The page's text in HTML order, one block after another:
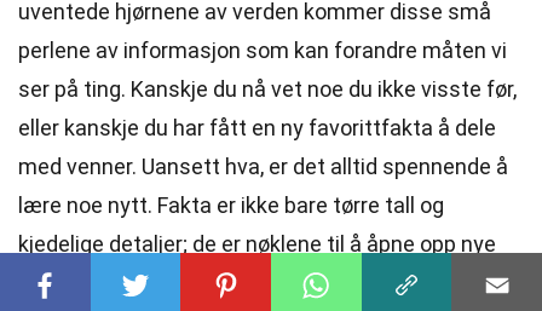
uventede hjørnene av verden kommer disse små
perlene av informasjon som kan forandre måten vi
ser på ting. Kanskje du nå vet noe du ikke visste før,
eller kanskje du har fått en ny favorittfakta å dele
med venner. Uansett hva, er det alltid spennende å
lære noe nytt. Fakta er ikke bare tørre tall og
kjedelige detaljer; de er nøklene til å åpne opp nye
perspektiver. Så neste gang du hører en interessant